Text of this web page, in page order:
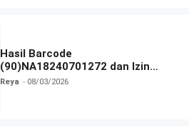
Hasil Barcode
(90)NA18240701272 dan Izin
BPOM
Reya 08/03/2026